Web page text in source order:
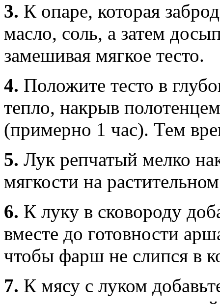
3. К опаре, которая
масло, соль, а затем
замешивая мягкое тесто.
4. Положите тесто в
тепло, накрыв
(примерно 1 час). Тем
5. Лук репчатый мелко
мягкости на
6. К луку в сковороду
вместе до готовности
чтобы фарш не слипся в
7. К мясу с луком